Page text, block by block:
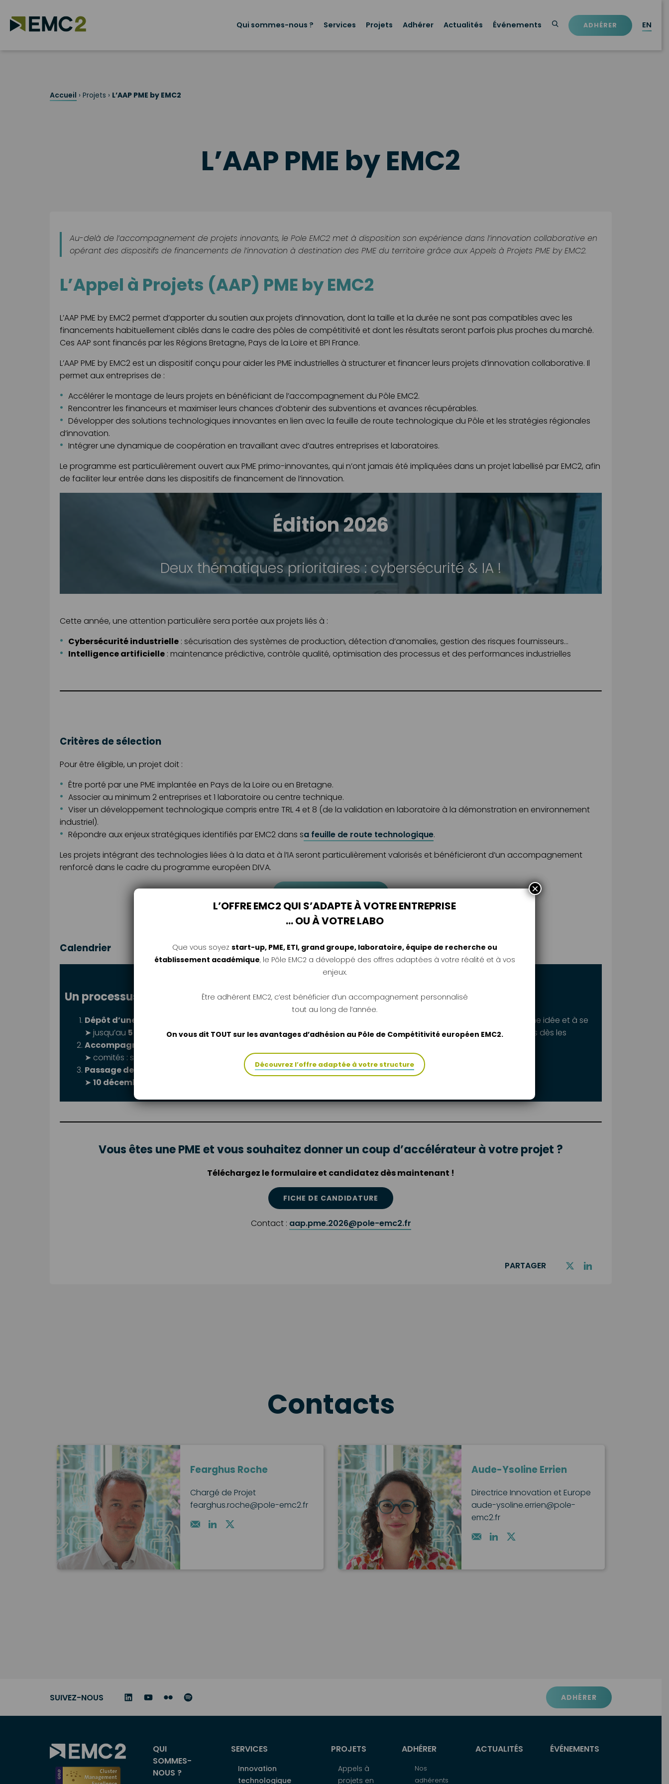
Skip
content
principal
Qui sommes-nous ? Services Projets Adhérer Actualités Événements ADHÉRER EN
Accueil › Projets › L’AAP PME by EMC2
L’AAP PME by EMC2
Au-delà de l’accompagnement de projets innovants, le Pole EMC2 met à disposition son expérience dans l’innovation collaborative en
opérant des dispositifs de financements de l’innovation à destination des PME du territoire grâce aux Appels à Projets PME by EMC2.
L’Appel à Projets (AAP) PME by EMC2
L’AAP PME by EMC2 permet d’apporter du soutien aux projets d’innovation, dont la taille et la durée ne sont pas compatibles avec les
financements habituellement ciblés dans le cadre des pôles de compétitivité et dont les résultats seront parfois plus proches du marché.
Ces AAP sont financés par les Régions Bretagne, Pays de la Loire et BPI France.
L’AAP PME by EMC2 est un dispositif conçu pour aider les PME industrielles à structurer et financer leurs projets d’innovation collaborative. Il
permet aux entreprises de :
Accélérer le montage de leurs projets en bénéficiant de l’accompagnement du Pôle EMC2.
Rencontrer les financeurs et maximiser leurs chances d’obtenir des subventions et avances récupérables.
Développer des solutions technologiques innovantes en lien avec la feuille de route technologique du Pôle et les stratégies régionales
d’innovation.
Intégrer une dynamique de coopération en travaillant avec d’autres entreprises et laboratoires.
Le programme est particulièrement ouvert aux PME primo-innovantes, qui n’ont jamais été impliquées dans un projet labellisé par EMC2, afin
de faciliter leur entrée dans les dispositifs de financement de l’innovation.
Édition 2026
Deux thématiques prioritaires : cybersécurité & IA !
Cette année, une attention particulière sera portée aux projets liés à :
Cybersécurité industrielle : sécurisation des systèmes de production, détection d’anomalies, gestion des risques fournisseurs…
Intelligence artificielle : maintenance prédictive, contrôle qualité, optimisation des processus et des performances industrielles
Critères de sélection
Pour être éligible, un projet doit :
Être porté par une PME implantée en Pays de la Loire ou en Bretagne.
Associer au minimum 2 entreprises et 1 laboratoire ou centre technique.
Viser un développement technologique compris entre TRL 4 et 8 (de la validation en laboratoire à la démonstration en environnement
industriel).
Répondre aux enjeux stratégiques identifiés par EMC2 dans sa feuille de route technologique.
Les projets intégrant des technologies liées à la data et à l’IA seront particulièrement valorisés et bénéficieront d’un accompagnement
renforcé dans le cadre du programme européen DIVA.
Calendrier
Un processus en 3 étapes
Dépôt d’une fiche idée
➤ jusqu’au 5 juin 2026 à 12h
Accompagnement et labellisation EMC2
➤ comités : septembre, octobre ou novembre 2026
Passage devant les financeurs
➤ 10 décembre 2026
📩 Candidatez dès maintenant
Les PME intéressées sont invitées à déposer leur fiche idée et à se
rapprocher du Pôle EMC2 pour être accompagnées dès les
Contact :aap.pme.2026@pole-emc2.fr
Vous êtes une PME et vous souhaitez donner un coup d’accélérateur à votre projet ?
Téléchargez le formulaire et candidatez dès maintenant !
FICHE DE CANDIDATURE
Contact : aap.pme.2026@pole-emc2.fr
PARTAGER
Contacts
Fearghus Roche
Chargé de Projet
fearghus.roche@pole-emc2.fr
Aude-Ysoline Errien
Directrice Innovation et Europe
aude-ysoline.errien@pole-
emc2.fr
SUIVEZ-NOUS ADHÉRER
Menu
principal
QUI
SOMMES-
NOUS ?
SERVICES
Innovation
technologique
PROJETS
Appels à
projets en
ADHÉRER
Nos
adhérents
ACTUALITÉS ÉVÉNEMENTS
L’OFFRE EMC2 QUI S’ADAPTE À VOTRE ENTREPRISE
… OU À VOTRE LABO
Que vous soyez start-up, PME, ETI, grand groupe, laboratoire, équipe de recherche ou
établissement académique, le Pôle EMC2 a développé des offres adaptées à votre réalité et à vos
enjeux.
Être adhérent EMC2, c’est bénéficier d’un accompagnement personnalisé
tout au long de l’année.
On vous dit TOUT sur les avantages d’adhésion au Pôle de Compétitivité européen EMC2.
Découvrez l’offre adaptée à votre structure
×